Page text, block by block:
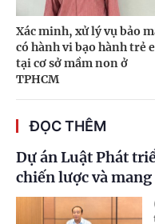
Xác minh, xử lý vụ bảo
có hành vi bạo hành trẻ
tại cơ sở mầm non ở
TPHCM
ĐỌC THÊM
Dự án Luật Phát
chiến lược và